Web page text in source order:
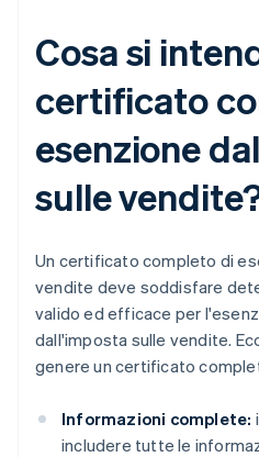
Cosa si
certificato
esenzione
sulle
Un certificato completo di
vendite deve soddisfare
valido ed efficace per
dall'imposta sulle vendite.
genere un certificato
Informazioni complete:
includere tutte le